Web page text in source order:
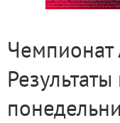
Чемпионат